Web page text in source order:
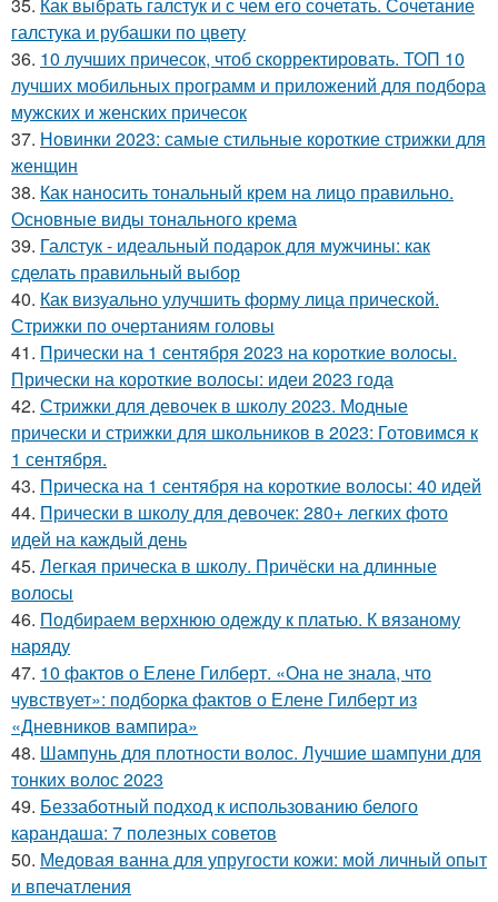
галстука и рубашки по цвету
36. 10 лучших причесок, чтоб скорректировать. ТОП 10
лучших мобильных программ и приложений для подбора
мужских и женских причесок
37. Новинки 2023: самые стильные короткие стрижки для
женщин
38. Как наносить тональный крем на лицо правильно.
Основные виды тонального крема
39. Галстук - идеальный подарок для мужчины: как
сделать правильный выбор
40. Как визуально улучшить форму лица прической.
Стрижки по очертаниям головы
41. Прически на 1 сентября 2023 на короткие волосы.
Прически на короткие волосы: идеи 2023 года
42. Стрижки для девочек в школу 2023. Модные
прически и стрижки для школьников в 2023: Готовимся к
1 сентября.
43. Прическа на 1 сентября на короткие волосы: 40 идей
44. Прически в школу для девочек: 280+ легких фото
идей на каждый день
45. Легкая прическа в школу. Причёски на длинные
волосы
46. Подбираем верхнюю одежду к платью. К вязаному
наряду
47. 10 фактов о Елене Гилберт. «Она не знала, что
чувствует»: подборка фактов о Елене Гилберт из
«Дневников вампира»
48. Шампунь для плотности волос. Лучшие шампуни для
тонких волос 2023
49. Беззаботный подход к использованию белого
карандаша: 7 полезных советов
50. Медовая ванна для упругости кожи: мой личный опыт
и впечатления